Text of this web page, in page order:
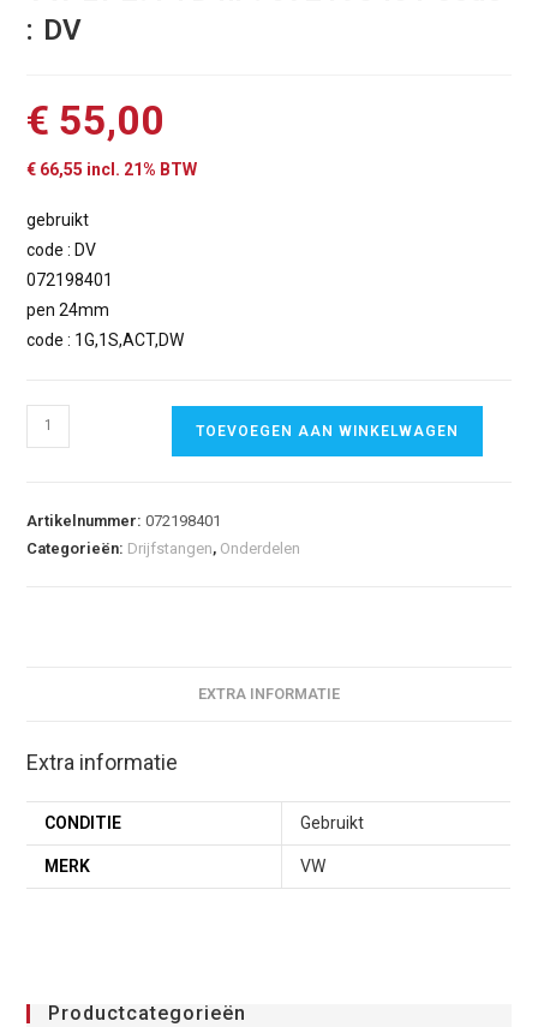
: DV
€ 55,00
€ 66,55 incl. 21% BTW
gebruikt
code : DV
072198401
pen 24mm
code : 1G,1S,ACT,DW
TOEVOEGEN AAN WINKELWAGEN
Artikelnummer:072198401
Categorieën: Drijfstangen, Onderdelen
EXTRA INFORMATIE
Extra informatie
CONDITIE Gebruikt
MERK VW
Productcategorieën